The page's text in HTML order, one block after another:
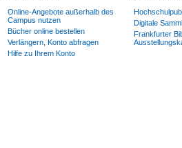
Online-Angebote außerhalb des
Campus nutzen
Bücher online bestellen
Verlängern, Konto abfragen
Hilfe zu Ihrem Konto
Digitale
Frankfurter